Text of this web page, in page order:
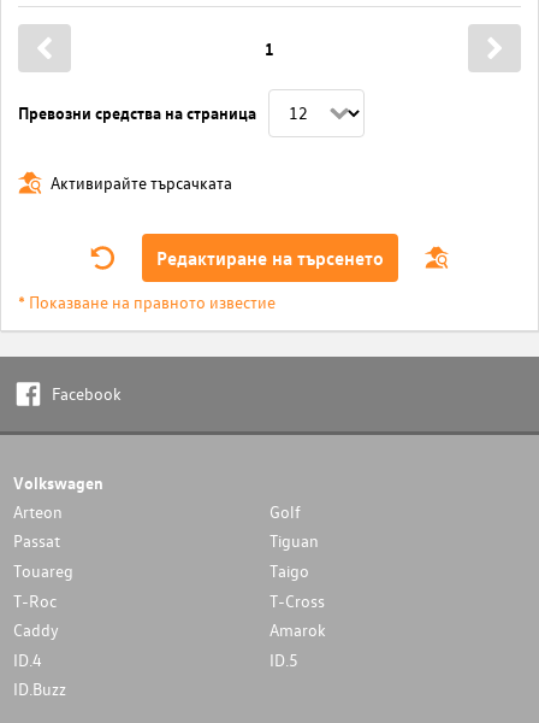
Превозни средства на страница
1
Активирайте търсачката
Редактиране на търсенето
* Показване на правното известие
Facebook
Volkswagen
Arteon
Golf
Passat
Tiguan
Touareg
Taigo
T-Roc
T-Cross
Caddy
Amarok
ID.4
ID.5
ID.Buzz